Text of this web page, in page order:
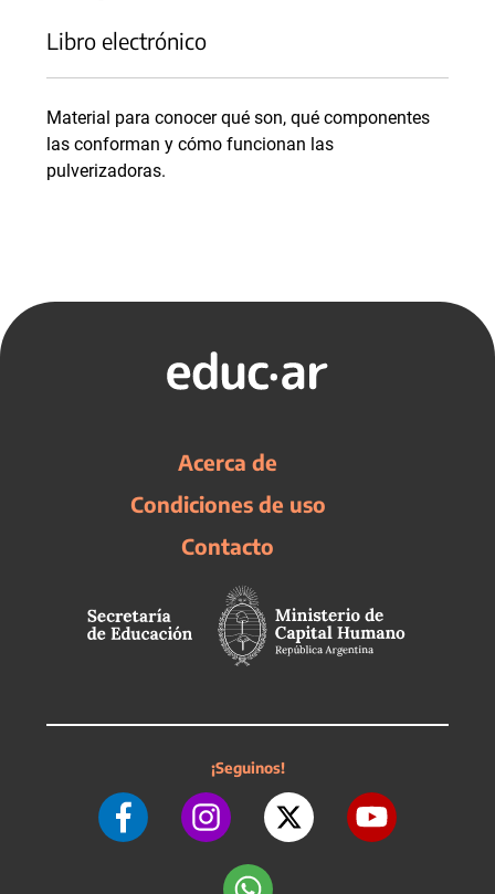
Libro electrónico
Material para conocer qué son, qué componentes
las conforman y cómo funcionan las
pulverizadoras.
Acerca de
Condiciones de uso
Contacto
¡Seguinos!